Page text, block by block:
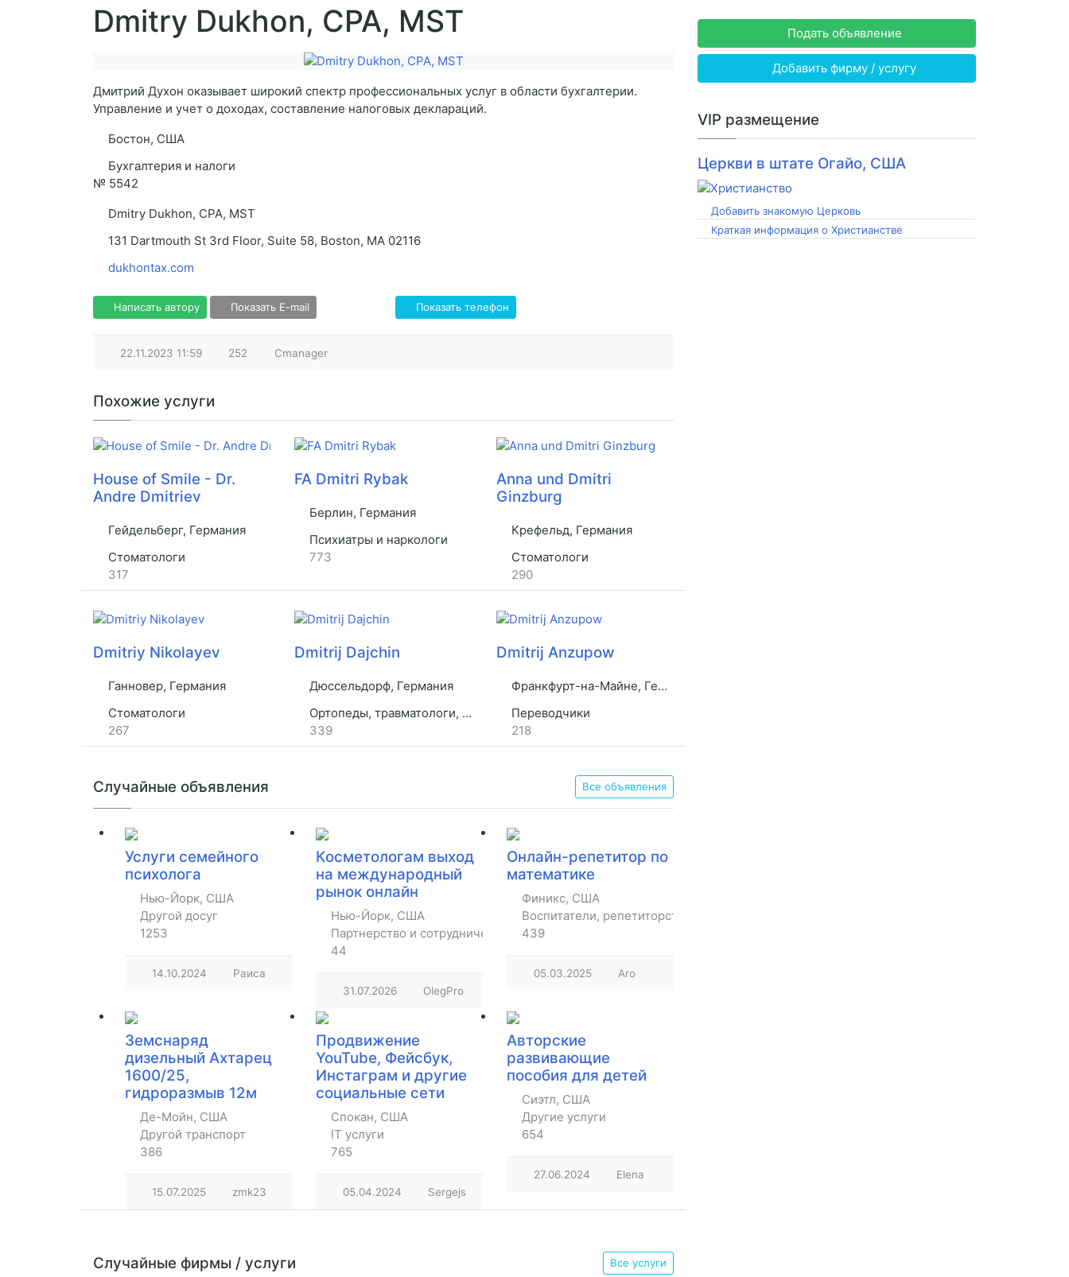
Dmitry Dukhon, CPA, MST
Дмитрий Духон оказывает широкий спектр профессиональных услуг в области бухгалтерии.
Управление и учет о доходах, составление налоговых деклараций.
Бостон, США
Бухгалтерия и налоги
№ 5542
Dmitry Dukhon, CPA, MST
131 Dartmouth St 3rd Floor, Suite 58, Boston, MA 02116
dukhontax.com
Написать автору Показать E-mail Показать телефон
22.11.2023 11:59 252 Cmanager
Похожие услуги
House of Smile - Dr.
Andre Dmitriev
Гейдельберг, Германия
Стоматологи
317
FA Dmitri Rybak
Берлин, Германия
Психиатры и наркологи
773
Anna und Dmitri
Ginzburg
Крефельд, Германия
Стоматологи
290
Dmitriy Nikolayev
Ганновер, Германия
Стоматологи
267
Dmitrij Dajchin
Дюссельдорф, Германия
Ортопеды, травматологи, хирурги
339
Dmitrij Anzupow
Франкфурт-на-Майне, Германия
Переводчики
218
Случайные объявления Все объявления
Услуги семейного
психолога
Нью-Йорк, США
Другой досуг
1253
14.10.2024 Раиса
Косметологам выход
на международный
рынок онлайн
Нью-Йорк, США
Партнерство и сотрудничество
44
31.07.2026 OlegPro
Онлайн-репетитор по
математике
Финикс, США
Воспитатели, репетиторство, уроки
439
05.03.2025 Aro
Земснаряд
дизельный Ахтарец
1600/25,
гидроразмыв 12м
Де-Мойн, США
Другой транспорт
386
15.07.2025 zmk23
Продвижение
YouTube, Фейсбук,
Инстаграм и другие
социальные сети
Спокан, США
IT услуги
765
05.04.2024 Sergejs
Авторские
развивающие
пособия для детей
Сиэтл, США
Другие услуги
654
27.06.2024 Elena
Случайные фирмы / услуги Все услуги
Подать объявление
Добавить фирму / услугу
VIP размещение
Церкви в штате Огайо, США
Добавить знакомую Церковь
Краткая информация о Христианстве